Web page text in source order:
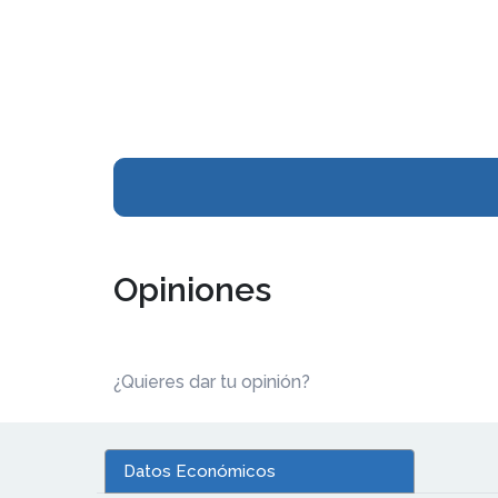
Opiniones
¿Quieres dar tu opinión?
Datos Económicos